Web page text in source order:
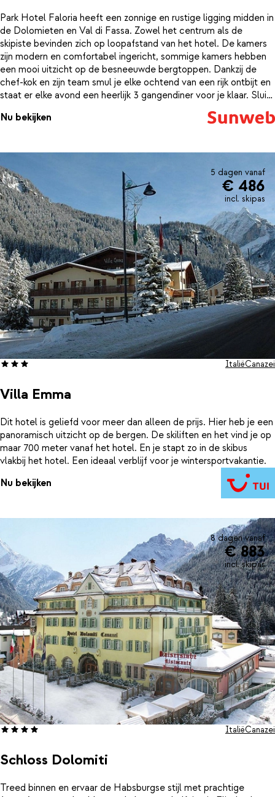
Park Hotel Faloria heeft een zonnige en rustige ligging midden in
de Dolomieten en Val di Fassa. Zowel het centrum als de
skipiste bevinden zich op loopafstand van het hotel. De kamers
zijn modern en comfortabel ingericht, sommige kamers hebben
een mooi uitzicht op de besneeuwde bergtoppen. Dankzij de
chef-kok en zijn team smul je elke ochtend van een rijk ontbijt en
staat er elke avond een heerlijk 3 gangendiner voor je klaar. Sluit
wellnesscenter van het hotel. Warm op in de sauna, jacuzzi of
Nu bekijken
5 dagen vanaf
€ 486
incl. skipas
Villa Emma
ItaliëCanazei
Dit hotel is geliefd voor meer dan alleen de prijs. Hier heb je een
panoramisch uitzicht op de bergen. De skiliften en het vind je op
maar 700 meter vanaf het hotel. En je stapt zo in de skibus
vlakbij het hotel. Een ideaal verblijf voor je wintersportvakantie.
Nu bekijken
8 dagen vanaf
€ 883
incl. skipas
Schloss Dolomiti
ItaliëCanazei
Treed binnen en ervaar de Habsburgse stijl met prachtige